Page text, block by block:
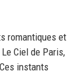
romantiques et
Ciel de Paris,
instants